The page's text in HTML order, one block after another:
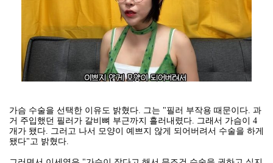
가슴 수술을 선택한 이유도 밝혔다. 그는 "필러 부작용 때문이다. 과
거 주입했던 필러가 갈비뼈 부근까지 흘러내렸다. 그래서 가슴이 4
개가 됐다. 그러고 나서 모양이 예쁘지 않게 되어버려서 수술을 하게
됐다"고 밝혔다.